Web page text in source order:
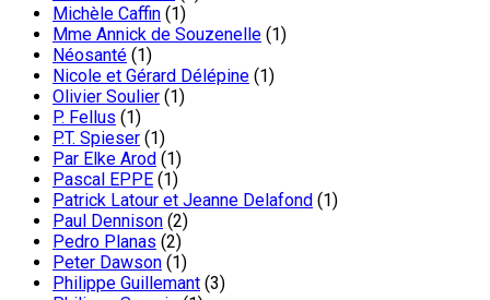
Michèle Caffin (1)
Mme Annick de Souzenelle (1)
Néosanté (1)
Nicole et Gérard Délépine (1)
Olivier Soulier (1)
P. Fellus (1)
P.T. Spieser (1)
Par Elke Arod (1)
Pascal EPPE (1)
Patrick Latour et Jeanne Delafond (1)
Paul Dennison (2)
Pedro Planas (2)
Peter Dawson (1)
Philippe Guillemant (3)